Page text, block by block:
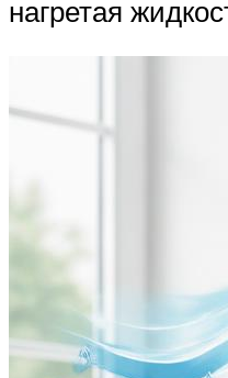
нагретая